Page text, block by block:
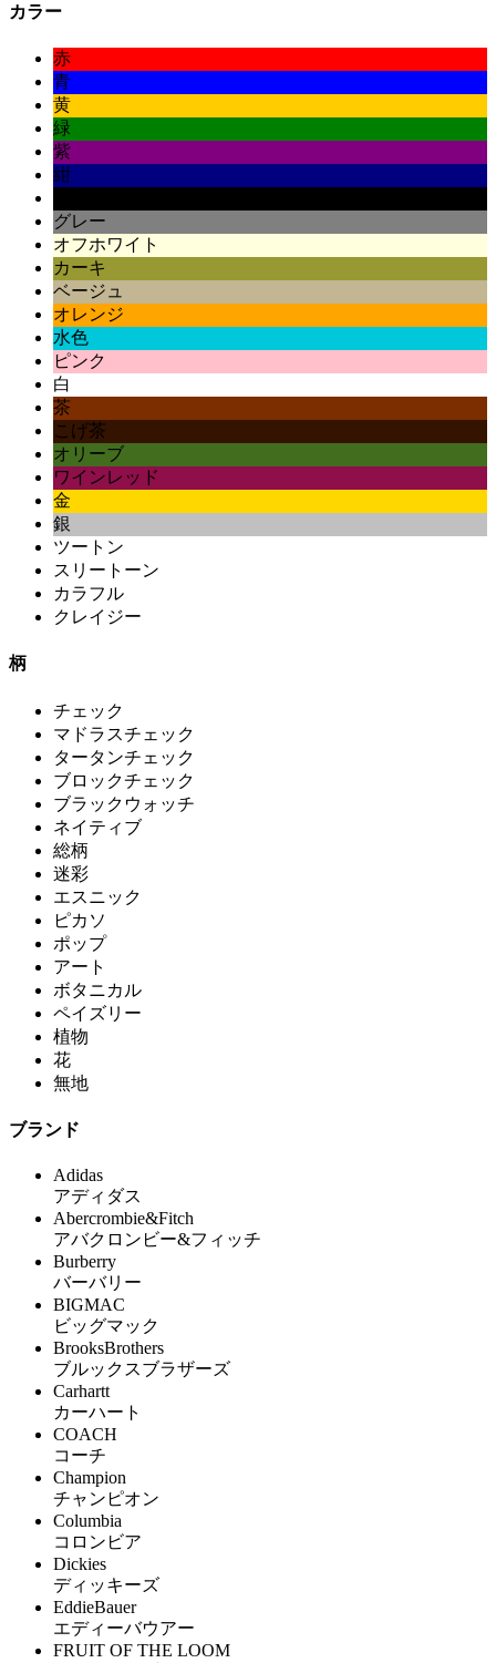
カラー
赤
青
黄
緑
紫
紺
グレー
オフホワイト
カーキ
ベージュ
オレンジ
水色
ピンク
白
茶
こげ茶
オリーブ
ワインレッド
金
銀
ツートン
スリートーン
カラフル
クレイジー
柄
チェック
マドラスチェック
タータンチェック
ブロックチェック
ブラックウォッチ
ネイティブ
総柄
迷彩
エスニック
ピカソ
ポップ
アート
ボタニカル
ペイズリー
植物
花
無地
ブランド
Adidas
アディダス
Abercrombie&Fitch
アバクロンビー&フィッチ
Burberry
バーバリー
BIGMAC
ビッグマック
BrooksBrothers
ブルックスブラザーズ
Carhartt
カーハート
COACH
コーチ
Champion
チャンピオン
Columbia
コロンビア
Dickies
ディッキーズ
EddieBauer
エディーバウアー
FRUIT OF THE LOOM